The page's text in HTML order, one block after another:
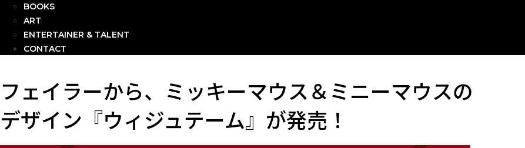
BOOKS
ART
ENTERTAINER & TALENT
CONTACT
フェイラーから、ミッキーマウス＆ミニーマウスの
デザイン『ウィジュテーム』が発売！